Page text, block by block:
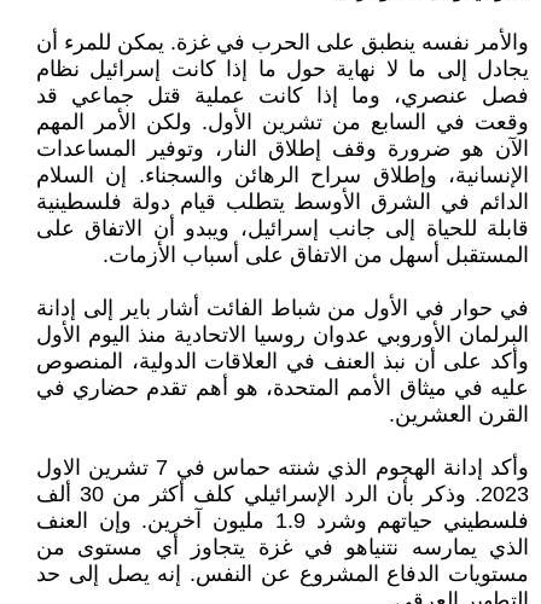
والأمر نفسه ينطبق على الحرب في غزة. يمكن للمرء أن
يجادل إلى ما لا نهاية حول ما إذا كانت إسرائيل نظام
فصل عنصري، وما إذا كانت عملية قتل جماعي قد
وقعت في السابع من تشرين الأول. ولكن الأمر المهم
الآن هو ضرورة وقف إطلاق النار، وتوفير المساعدات
الإنسانية، وإطلاق سراح الرهائن والسجناء. إن السلام
الدائم في الشرق الأوسط يتطلب قيام دولة فلسطينية
قابلة للحياة إلى جانب إسرائيل، ويبدو أن الاتفاق على
المستقبل أسهل من الاتفاق على أسباب الأزمات.
في حوار في الأول من شباط الفائت أشار باير إلى إدانة
البرلمان الأوروبي عدوان روسيا الاتحادية منذ اليوم الأول
وأكد على أن نبذ العنف في العلاقات الدولية، المنصوص
عليه في ميثاق الأمم المتحدة، هو أهم تقدم حضاري في
القرن العشرين.
وأكد إدانة الهجوم الذي شنته حماس في 7 تشرين الاول
2023. وذكر بأن الرد الإسرائيلي كلف أكثر من 30 ألف
فلسطيني حياتهم وشرد 1.9 مليون آخرين. وإن العنف
الذي يمارسه نتنياهو في غزة يتجاوز أي مستوى من
مستويات الدفاع المشروع عن النفس. إنه يصل إلى حد